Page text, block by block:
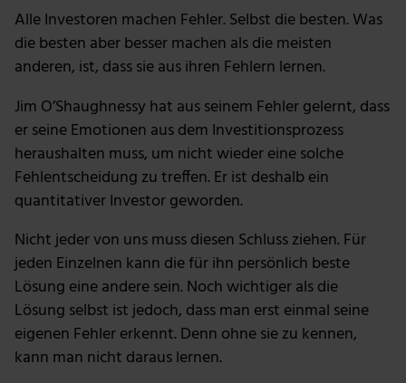
Unsere Partner führen diese Informationen
möglicherweise mit weiteren Daten zusammen, die du
Nutzung der Dienste gesammelt haben.
Alle Investoren machen Fehler. Selbst die besten. Was
die besten aber besser machen als die meisten
anderen, ist, dass sie aus ihren Fehlern lernen.
Jim O’Shaughnessy hat aus seinem Fehler gelernt, dass
er seine Emotionen aus dem Investitionsprozess
heraushalten muss, um nicht wieder eine solche
Fehlentscheidung zu treffen. Er ist deshalb ein
quantitativer Investor geworden.
Nicht jeder von uns muss diesen Schluss ziehen. Für
jeden Einzelnen kann die für ihn persönlich beste
Lösung eine andere sein. Noch wichtiger als die
Lösung selbst ist jedoch, dass man erst einmal seine
eigenen Fehler erkennt. Denn ohne sie zu kennen,
kann man nicht daraus lernen.